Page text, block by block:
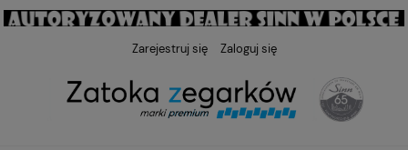
Zarejestruj się Zaloguj się